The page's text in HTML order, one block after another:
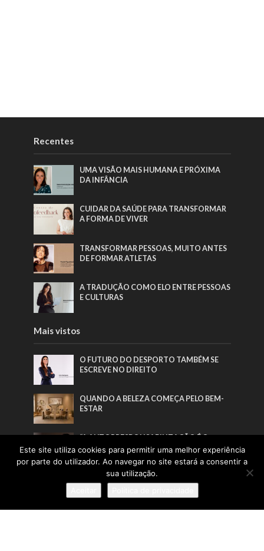
Recentes
UMA VISÃO MAIS HUMANA E PRÓXIMA
DA INFÂNCIA
CUIDAR DA SAÚDE PARA TRANSFORMAR
A FORMA DE VIVER
TRANSFORMAR PESSOAS, MUITO ANTES
DE FORMAR ATLETAS
A TRADUÇÃO COMO ELO ENTRE PESSOAS
E CULTURAS
Mais vistos
O FUTURO DO DESPORTO TAMBÉM SE
ESCREVE NO DIREITO
QUANDO A BELEZA COMEÇA PELO BEM-
ESTAR
“A AUTORRESPONSABILIZAÇÃO É O
VERDADEIRO PONTO DE VIRAGEM DE
QUALQUER PLANO DE SAÚDE”
“O FUTURO DO TRABALHO CONSTRÓI-SE
POR QUEM SE ATREVE A LIDERAR O
PRESENTE”
Este site utiliza cookies para permitir uma melhor experiência
por parte do utilizador. Ao navegar no site estará a consentir a
sua utilização.